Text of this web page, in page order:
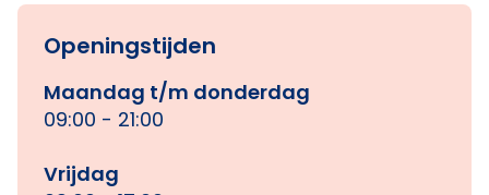
Openingstijden
Maandag t/m donderdag
09:00 - 21:00
Vrijdag